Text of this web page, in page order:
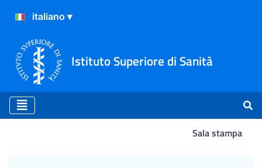
Istituto Superiore di Sanità
Sala stampa